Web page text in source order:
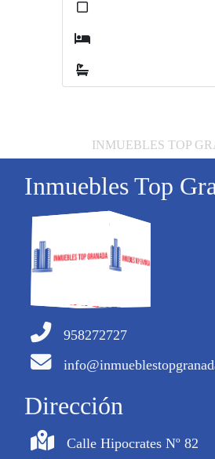
INMUEBLES TOP
Inmuebles Top
958272727
Dirección
Calle Hipocrates Nº 82